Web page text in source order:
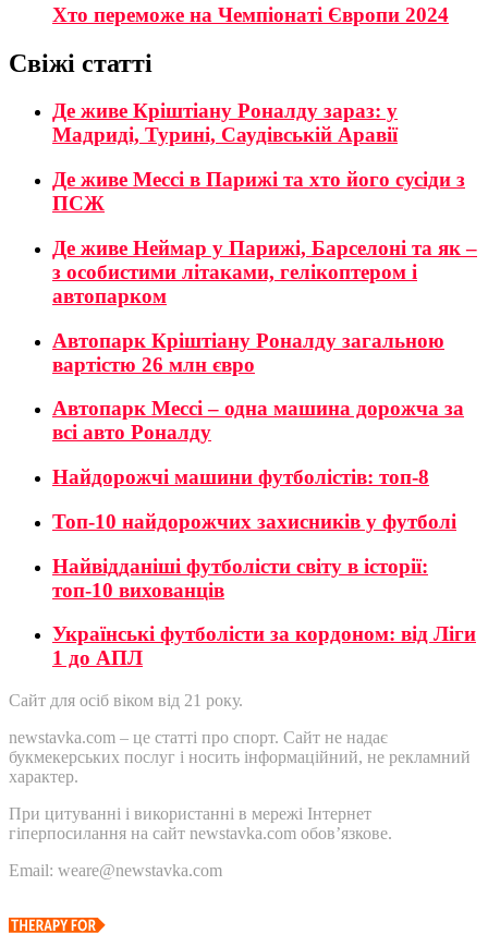
Хто переможе на Чемпіонаті Європи 2024
Свіжі статті
Де живе Кріштіану Роналду зараз: у
Мадриді, Турині, Саудівській Аравії
Де живе Мессі в Парижі та хто його сусіди з
ПСЖ
Де живе Неймар у Парижі, Барселоні та як –
з особистими літаками, гелікоптером і
автопарком
Автопарк Кріштіану Роналду загальною
вартістю 26 млн євро
Автопарк Мессі – одна машина дорожча за
всі авто Роналду
Найдорожчі машини футболістів: топ-8
Топ-10 найдорожчих захисників у футболі
Найвідданіші футболісти світу в історії:
топ-10 вихованців
Українські футболісти за кордоном: від Ліги
1 до АПЛ
Сайт для осіб віком від 21 року.
newstavka.com – це статті про спорт. Сайт не надає
букмекерських послуг і носить інформаційний, не рекламний
характер.
При цитуванні і використанні в мережі Інтернет
гіперпосилання на сайт newstavka.com обов’язкове.
Email: weare@newstavka.com